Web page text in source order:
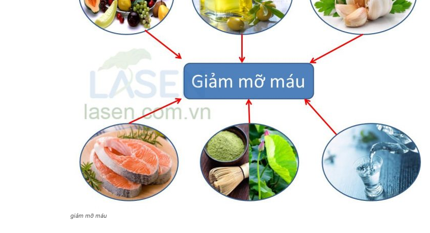
giảm mỡ máu